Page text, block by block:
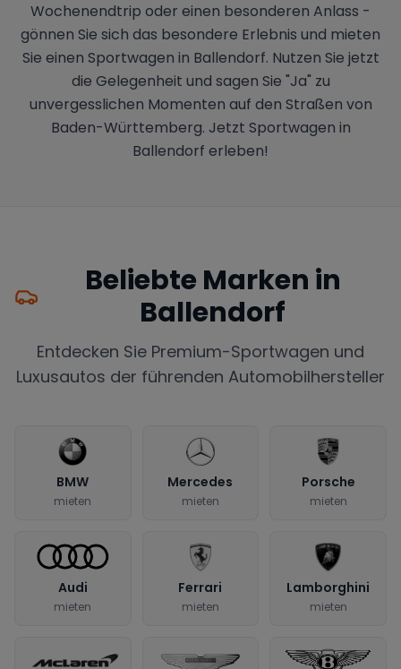
Wochenendtrip oder einen besonderen Anlass -
gönnen Sie sich das besondere Erlebnis und mieten
Sie einen Sportwagen in Ballendorf. Nutzen Sie jetzt
die Gelegenheit und sagen Sie "Ja" zu
unvergesslichen Momenten auf den Straßen von
Baden-Württemberg. Jetzt Sportwagen in
Ballendorf erleben!
Beliebte Marken in
Ballendorf
Entdecken Sie Premium-Sportwagen und
Luxusautos der führenden Automobilhersteller
BMW
mieten
Mercedes
mieten
Porsche
mieten
Audi
mieten
Ferrari
mieten
Lamborghini
mieten